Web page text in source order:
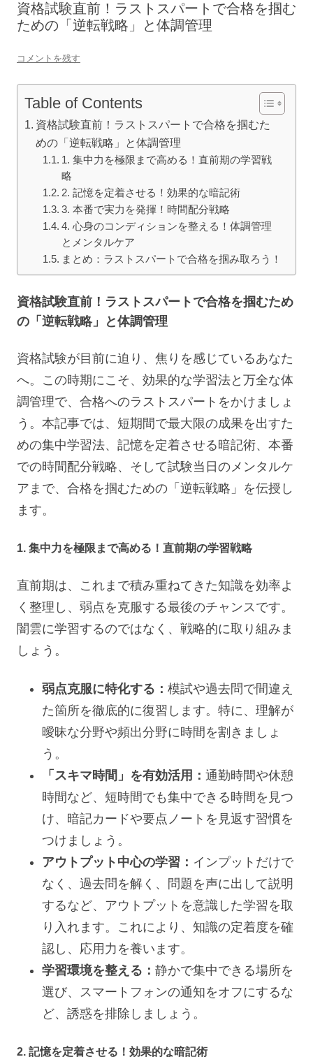
資格試験直前！ラストスパートで合格を掴む
ための「逆転戦略」と体調管理
コメントを残す
Table of Contents
資格試験直前！ラストスパートで合格を掴むた
めの「逆転戦略」と体調管理
1. 集中力を極限まで高める！直前期の学習戦
略
2. 記憶を定着させる！効果的な暗記術
3. 本番で実力を発揮！時間配分戦略
4. 心身のコンディションを整える！体調管理
とメンタルケア
まとめ：ラストスパートで合格を掴み取ろう！
資格試験直前！ラストスパートで合格を掴むため
の「逆転戦略」と体調管理
資格試験が目前に迫り、焦りを感じているあなた
へ。この時期にこそ、効果的な学習法と万全な体
調管理で、合格へのラストスパートをかけましょ
う。本記事では、短期間で最大限の成果を出すた
めの集中学習法、記憶を定着させる暗記術、本番
での時間配分戦略、そして試験当日のメンタルケ
アまで、合格を掴むための「逆転戦略」を伝授し
ます。
1. 集中力を極限まで高める！直前期の学習戦略
直前期は、これまで積み重ねてきた知識を効率よ
く整理し、弱点を克服する最後のチャンスです。
闇雲に学習するのではなく、戦略的に取り組みま
しょう。
弱点克服に特化する： 模試や過去問で間違え
た箇所を徹底的に復習します。特に、理解が
曖昧な分野や頻出分野に時間を割きましょ
う。
「スキマ時間」を有効活用： 通勤時間や休憩
時間など、短時間でも集中できる時間を見つ
け、暗記カードや要点ノートを見返す習慣を
つけましょう。
アウトプット中心の学習： インプットだけで
なく、過去問を解く、問題を声に出して説明
するなど、アウトプットを意識した学習を取
り入れます。これにより、知識の定着度を確
認し、応用力を養います。
学習環境を整える： 静かで集中できる場所を
選び、スマートフォンの通知をオフにするな
ど、誘惑を排除しましょう。
2. 記憶を定着させる！効果的な暗記術